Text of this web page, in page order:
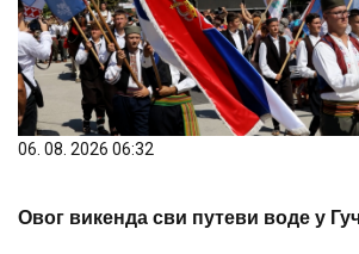
06. 08. 2026 06:32
Овог викенда сви путеви воде у